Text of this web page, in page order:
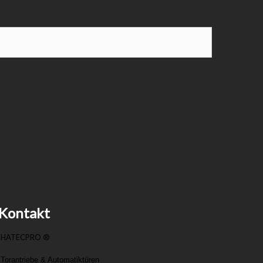
Kontakt
HATECPRO ®
Torantriebe & Automatiktüren